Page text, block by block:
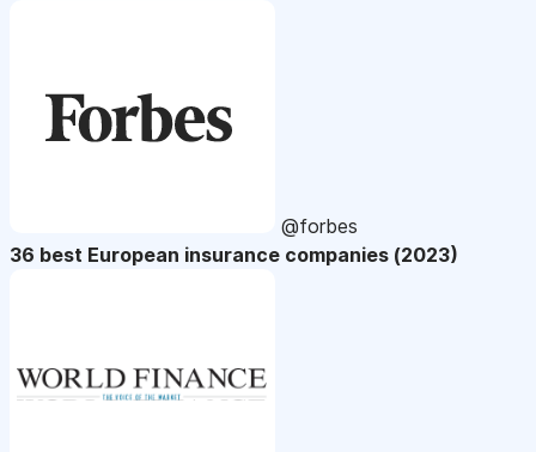
@forbes
36 best European insurance companies (2023)